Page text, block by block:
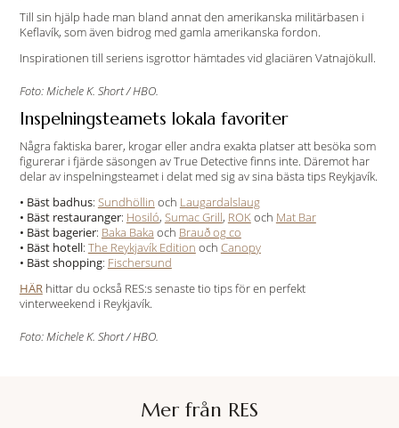
Till sin hjälp hade man bland annat den amerikanska militärbasen i
Keflavík, som även bidrog med gamla amerikanska fordon.
Inspirationen till seriens isgrottor hämtades vid glaciären Vatnajökull.
Foto: Michele K. Short / HBO.
Inspelningsteamets lokala favoriter
Några faktiska barer, krogar eller andra exakta platser att besöka som
figurerar i fjärde säsongen av True Detective finns inte. Däremot har
delar av inspelningsteamet i delat med sig av sina bästa tips Reykjavík.
• Bäst badhus: Sundhöllin och Laugardalslaug
• Bäst restauranger: Hosiló, Sumac Grill, ROKoch Mat Bar
• Bäst bagerier: Baka Baka och Brauð og co
• Bäst hotell: The Reykjavík Edition och Canopy
• Bäst shopping: Fischersund
HÄRhittar du också RES:s senaste tio tips för en perfekt
vinterweekend i Reykjavík.
Foto: Michele K. Short / HBO.
Mer från RES